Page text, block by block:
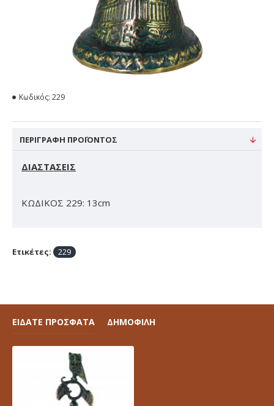
Κωδικός: 229
ΠΕΡΙΓΡΑΦΉ ΠΡΟΪΌΝΤΟΣ
ΔΙΑΣΤΑΣΕΙΣ
ΚΩΔΙΚΟΣ 229: 13cm
Ετικέτες: 229
ΕΙΔΑΤΕ ΠΡΟΣΦΑΤΑ ΔΗΜΟΦΙΛΗ